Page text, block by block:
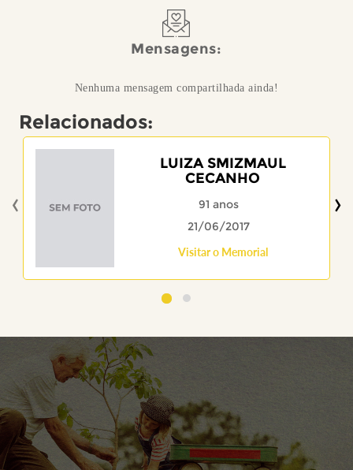
Mensagens:
Nenhuma mensagem compartilhada ainda!
Relacionados:
LUIZA SMIZMAUL
CECANHO
91 anos
21/06/2017
Visitar o Memorial
‹ ›